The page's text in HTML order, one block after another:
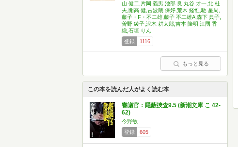
山 健二,片岡 義男,池部 良,丸谷 才一,北 杜
夫,開高 健,古波蔵 保好,荒木 経惟,馳 星周,
藤子・F・不二雄,藤子 不二雄A,森下 典子,
曽野 綾子,沢木 耕太郎,吉本 隆明,江國 香
織,石垣 りん
登録
1116
もっと見る
この本を読んだ人がよく読む本
審議官：隠蔽捜査9.5 (新潮文庫 こ 42-
62)
今野敏
登録
605